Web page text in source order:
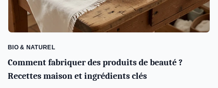
BIO & NATUREL
Comment fabriquer des produits de beauté ?
Recettes maison et ingrédients clés